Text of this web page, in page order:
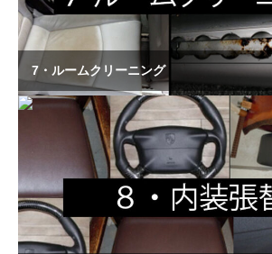
7・ルームクリーニング